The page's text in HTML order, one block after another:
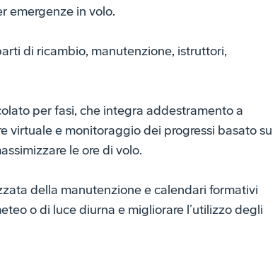
emergenze in volo.
di ricambio, manutenzione, istruttori,
per fasi, che integra addestramento a
virtuale e monitoraggio dei progressi basato su
le ore di volo.
della manutenzione e calendari formativi
o di luce diurna e migliorare l’utilizzo degli